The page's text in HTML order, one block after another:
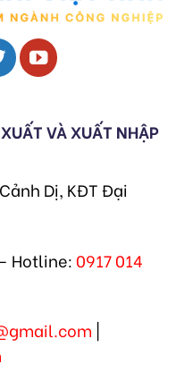
VÀ XUẤT NHẬP
Dị, KĐT Đại
– Hotline: 0917 014